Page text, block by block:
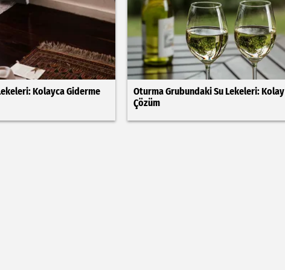
Kolayca Giderme
Oturma Grubundaki Su Lekeleri: Kolay
Çözüm